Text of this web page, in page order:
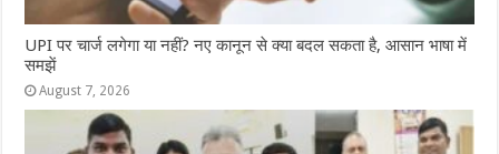
UPI पर चार्ज लगेगा या नहीं? नए कानून से क्या बदल सकता है, आसान भाषा में
समझें
August 7, 2026